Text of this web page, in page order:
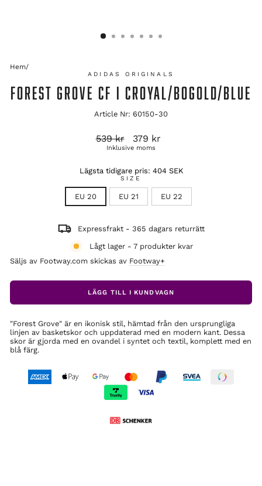
Hem/
ADIDAS ORIGINALS
FOREST GROVE CF I CROYAL/BOGOLD/BLUE
Article Nr: 60150-30
Ordinarie
pris
539 kr Reapris
379 kr
Inklusive moms
Lägsta tidigare pris: 404 SEK
SIZE
EU 20 EU 21 EU 22
Expressfrakt - 365 dagars returrätt
Lågt lager - 7 produkter kvar
Säljs av Footway.com skickas av Footway+
LÄGG TILL I KUNDVAGN
"Forest Grove" är en ikonisk stil, hämtad från den ursprungliga
linjen av basketskor och uppdaterad med en modern kant. Dessa
skor är gjorda med en ovandel i syntet och textil, komplett med en
blå färg.